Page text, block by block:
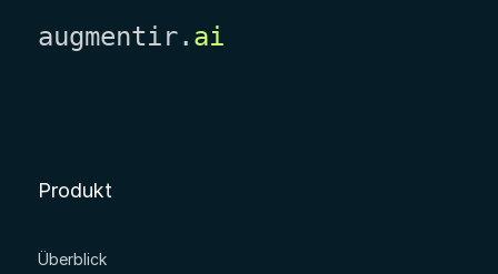
augmentir. ai
Produkt
Überblick